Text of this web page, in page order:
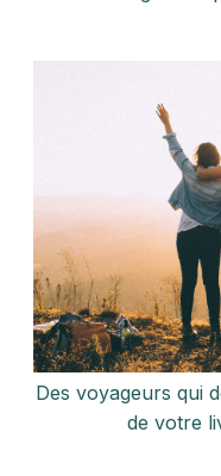
Des voyageurs qui
de votre